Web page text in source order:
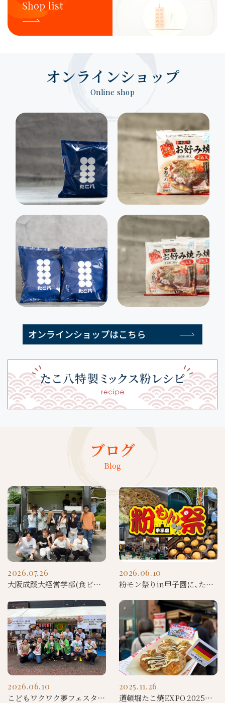
オンラインショップ
Online shop
オンラインショップはこちら
ブログ
Blog
2026.07.26
大阪成蹊大経営学部(食ビジネスコース）の学生さんとキッチンカー授業実施
2026.06.10
粉モン祭りin甲子園に、たこ八キッチンカーが出店しました！
2026.06.10
こどもワクワク夢フェスタin西成 に参加しました！
2025.11.26
道頓堀たこ焼EXPO 2025参加